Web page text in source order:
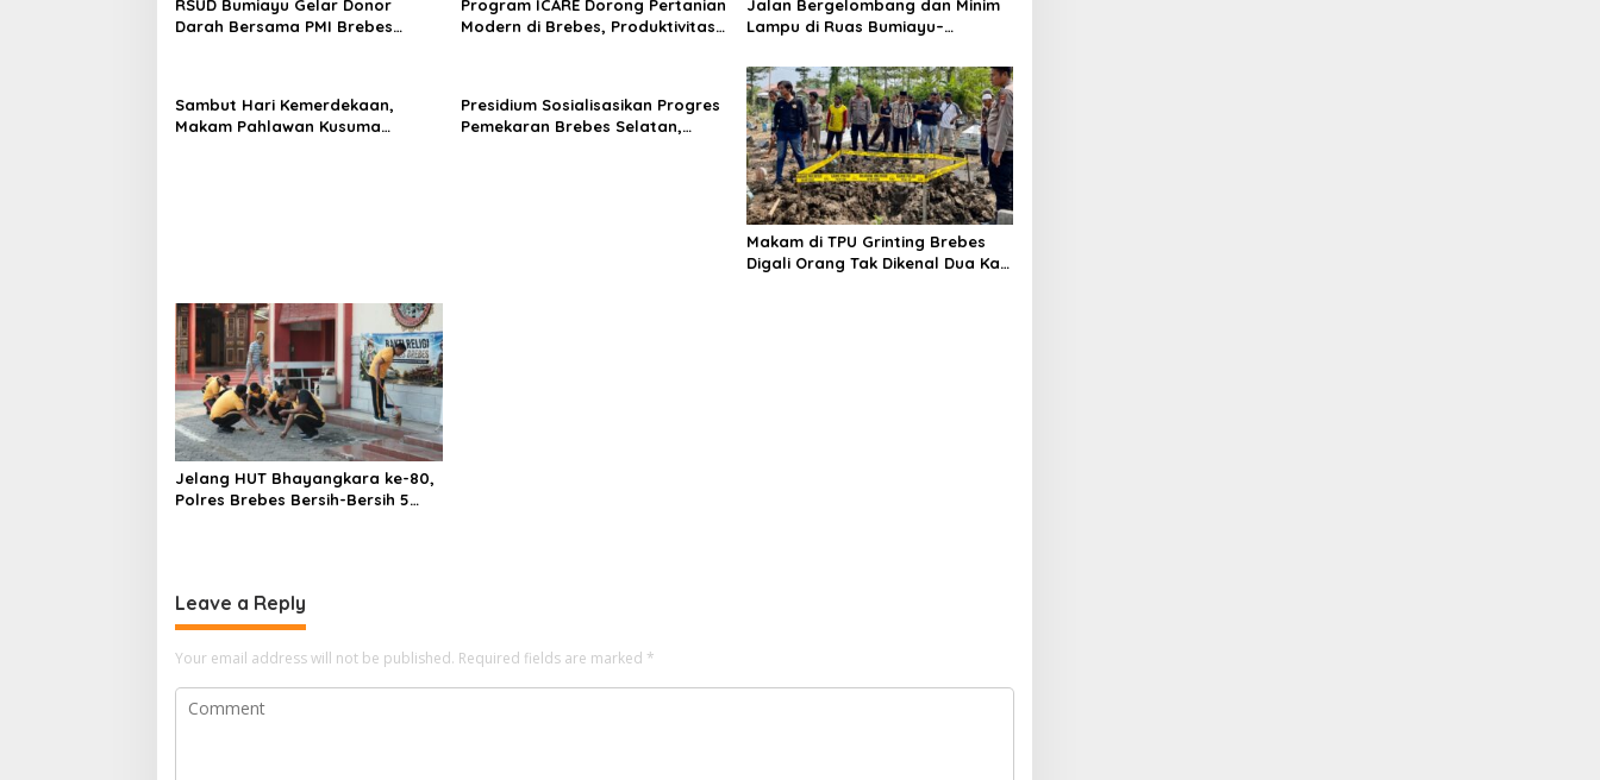
RSUD Bumiayu Gelar Donor
Darah Bersama PMI Brebes
Program ICARE Dorong Pertanian
Modern di Brebes, Produktivitas
Jalan Bergelombang dan Minim
Lampu di Ruas Bumiayu–
Innova Hantam Pohon di
Bantarkawung
Sambut Hari Kemerdekaan,
Makam Pahlawan Kusuma
Presidium Sosialisasikan Progres
Pemekaran Brebes Selatan,
Makam di TPU Grinting Brebes
Digali Orang Tak Dikenal Dua Kali,
Jelang HUT Bhayangkara ke-80,
Polres Brebes Bersih-Bersih 5
Leave a Reply
Your email address will not be published. Required fields are marked *